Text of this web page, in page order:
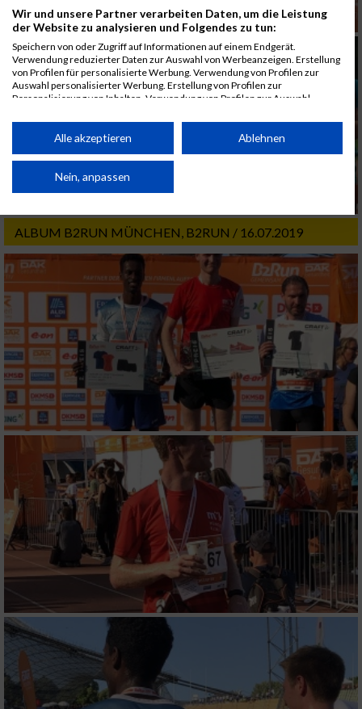
ALBUM B2RUN MÜNCHEN, B2RUN / 16.07.2019
Wir und unsere Partner verarbeiten Daten, um die Leistung
der Website zu analysieren und Folgendes zu tun:
Speichern von oder Zugriff auf Informationen auf einem Endgerät.
Verwendung reduzierter Daten zur Auswahl von Werbeanzeigen. Erstellung
von Profilen für personalisierte Werbung. Verwendung von Profilen zur
Auswahl personalisierter Werbung. Erstellung von Profilen zur
Personalisierung von Inhalten. Verwendung von Profilen zur Auswahl
Performance von Inhalten. Analyse von Zielgruppen durch Statistiken oder
Kombinationen von Daten aus verschiedenen Quellen. Entwicklung und
von Inhalten.
Daten können außerhalb der Europäischen Union weitergegeben und in die
Website/App.
Partnerliste anzeigen (1 IAB-Anbieter)
Wir nutzen Ihre Daten für folgende Zwecke:
IAB-Verarbeitungszwecke:
Speichern von oder Zugriff auf Informationen
auf einem Endgerät
Verwendung reduzierter Daten zur Auswahl
von Werbeanzeigen
Erstellung von Profilen für personalisierte
Werbung
Verwendung von Profilen zur Auswahl
personalisierter Werbung
Erstellung von Profilen zur Personalisierung
von Inhalten
Verwendung von Profilen zur Auswahl
personalisierter Inhalte
Messung der Werbeleistung
Messung der Performance von Inhalten
Alle akzeptieren Ablehnen
Nein, anpassen